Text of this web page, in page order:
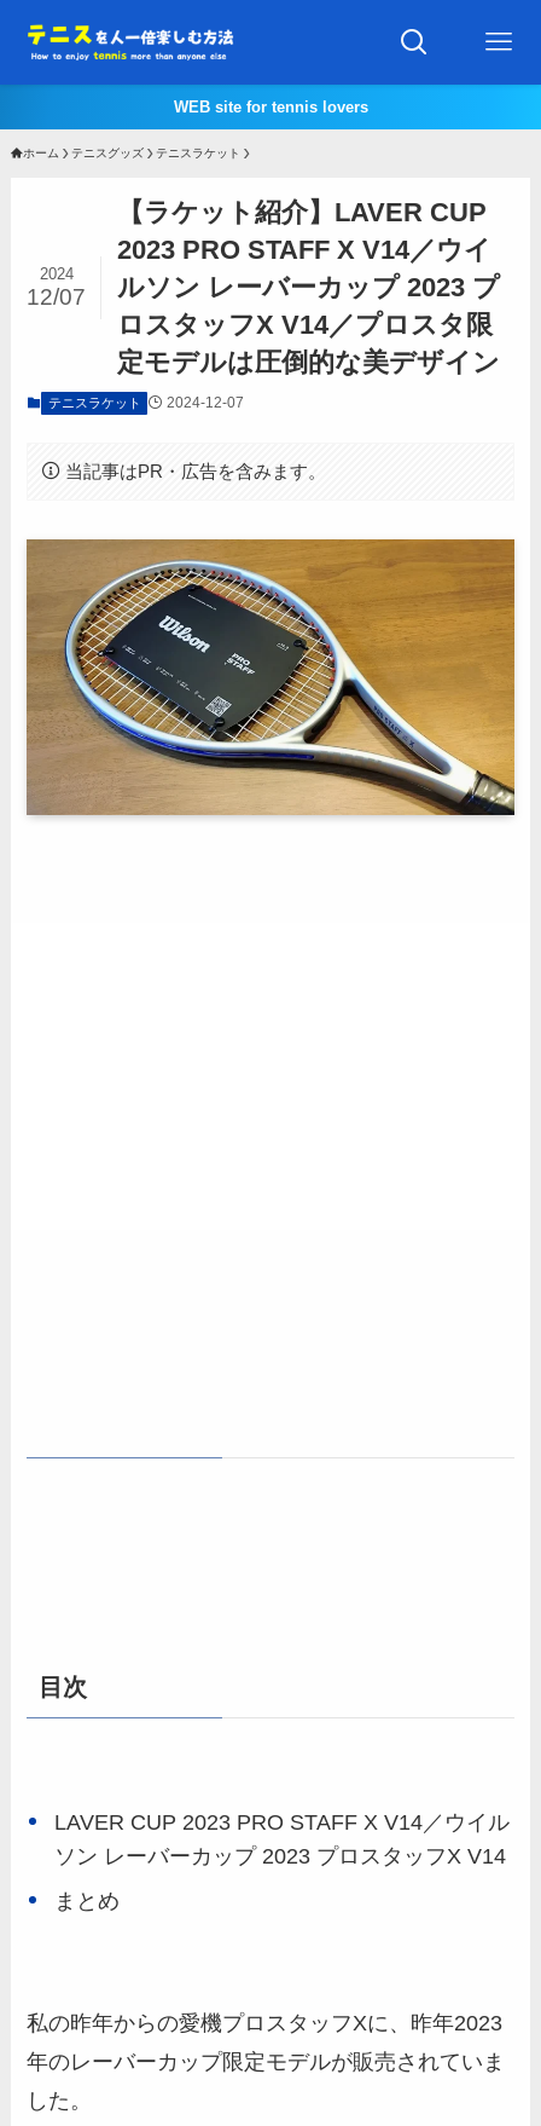
WEB site for tennis lovers
ホーム テニスグッズ テニスラケット
【ラケット紹介】LAVER CUP
2023 PRO STAFF X V14／ウイ
ルソン レーバーカップ 2023 プ
ロスタッフX V14／プロスタ限
定モデルは圧倒的な美デザイン
2024
12/07
テニスラケット 2024-12-07
当記事はPR・広告を含みます。
目次
LAVER CUP 2023 PRO STAFF X V14／ウイル
ソン レーバーカップ 2023 プロスタッフX V14
まとめ
私の昨年からの愛機プロスタッフXに、昨年2023
年のレーバーカップ限定モデルが販売されていま
した。